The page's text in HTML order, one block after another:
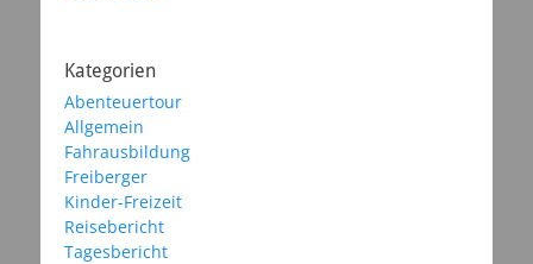
Kategorien
Abenteuertour
Allgemein
Fahrausbildung
Freiberger
Kinder-Freizeit
Reisebericht
Tagesbericht